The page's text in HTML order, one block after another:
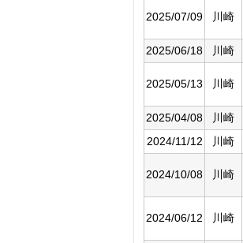
2025/07/09 川崎
2025/06/18 川崎
2025/05/13 川崎
2025/04/08 川崎
2024/11/12
川崎
2024/10/08 川崎
2024/06/12 川崎